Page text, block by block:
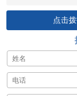
点击